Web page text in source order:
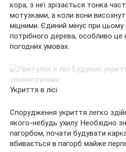
кора, з неї зрізається тонка
мотузками, а коли вони
міцними. Єдиний мінус при
потрібного дерева, особливо це
погодних умовах.
Укриття в лісі
Спорудження укриття легко
якого-небудь ухилу. Необхідно
пагорбом, почати будувати
вбивається в пагорб майже